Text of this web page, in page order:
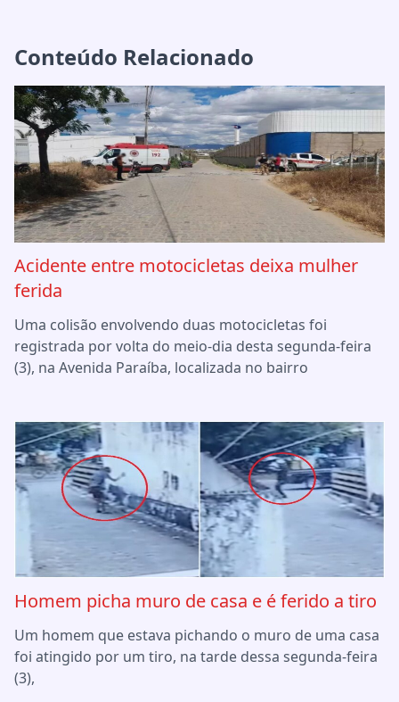
Conteúdo Relacionado
Acidente entre motocicletas deixa mulher
ferida
Uma colisão envolvendo duas motocicletas foi
registrada por volta do meio-dia desta segunda-feira
(3), na Avenida Paraíba, localizada no bairro
Homem picha muro de casa e é ferido a tiro
Um homem que estava pichando o muro de uma casa
foi atingido por um tiro, na tarde dessa segunda-feira
(3),